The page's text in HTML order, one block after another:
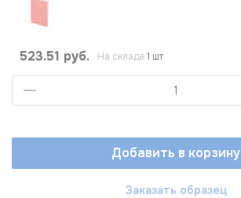
523.51 руб. На складе1 шт
Добавить в корзину
Заказать образец